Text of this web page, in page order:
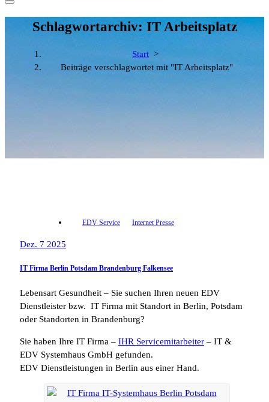
Schlagwortarchiv: IT Arbeitsplatz
Start >
Beiträge verschlagwortet mit "IT Arbeitsplatz"
EDV Service Internet Presse
Dez. 7 2025
IT Firma Berlin Potsdam Brandenburg Falkensee
Lebensart Gesundheit – Sie suchen Ihren neuen EDV
Dienstleister bzw. IT Firma mit Standort in Berlin, Potsdam
oder Standorten in Brandenburg?
Sie haben Ihre IT Firma – IHR Servicemitarbeiter – IT &
EDV Systemhaus GmbH gefunden.
EDV Dienstleistungen in Berlin aus einer Hand.